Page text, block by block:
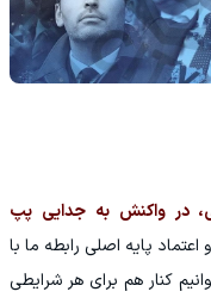
در واکنش به جدایی پپ
پایه اصلی رابطه ما با
کنار هم برای هر شرایطی